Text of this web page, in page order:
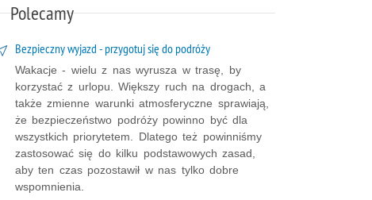
Polecamy
Bezpieczny wyjazd - przygotuj się do podróży
Wakacje - wielu z nas wyrusza w trasę, by
korzystać z urlopu. Większy ruch na drogach, a
także zmienne warunki atmosferyczne sprawiają,
że bezpieczeństwo podróży powinno być dla
wszystkich priorytetem. Dlatego też powinniśmy
zastosować się do kilku podstawowych zasad,
aby ten czas pozostawił w nas tylko dobre
wspomnienia.